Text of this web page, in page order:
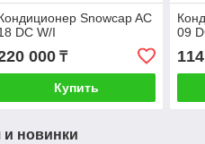
Snowcap AC
DC W/I
000₸
Купить
09
новинки